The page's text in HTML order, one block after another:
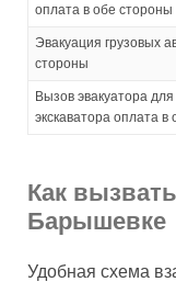
оплата в обе стороны
Эвакуация грузовых
стороны
Вызов эвакуатора для
экскаватора оплата в
Как
Барышевке
Удобная схема